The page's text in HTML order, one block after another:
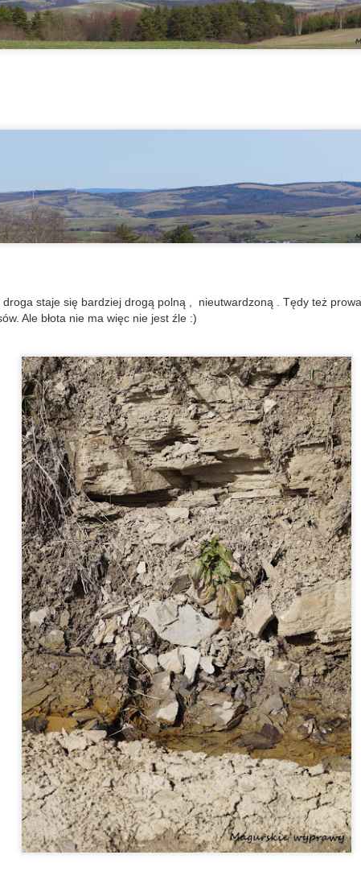
droga staje się bardziej drogą polną , nieutwardzoną . Tędy też
Ale błota nie ma więc nie jest źle :)
miejscowości wywodzi się od imienia Bratysław. Wcześniejsze
to Bratkenhaw, czy Brathcowska.
Pogórze Dynowskie - tajemnice góry Połom
postanawiamy podejść na szczyt od strony Woli Jasienickiej, gdzie
samochód.
Myscowa - Dymitr Repak o wysiedleniach i pamięci | Cykl "Ludzie
Beskidu" #10
się mogło, że dalej to już nikt nie mieszka. Co chwilę od głównej
odchodzą rozjeżdżone traktorami, lub rozdeptane krowimi
dróżki w pola. W ogóle asfalt miejscami jest tak szczelnie
pierwszym lepszym domu pytamy, czy Pan którego chcemy
jeszcze żyje, bo szkoda taki kawał iść na darmo.
Grab - Pani Rózia o dawnym życiu, pracy w sklepie i ciszy | Cykl
"Ludzie Beskidu" #9
Kontakt do Pani Rózi dostaliśmy w Ożennej. "Powiedzcie, że
Was przysłał". Podjeżdżamy do Grabiu. Wiemy, że mieszka
pobliżu dawnej szkoły, po drugiej stronie. To wyjątkowe dla nas
bo mamy przyjemność spotkać Łemkinię z krwi i kości i to
dodatek taką, która przeżyła wysiedlenia i wróciła z Zachodu. Nikt
nie uwierzył z iloma osobami musieliśmy rozmawiać i ile kilometrów
żeby móc spotkać prawdziwego Łemka na jego rodzimej
Pani Olga - historia Cyganki z gór | Cykl "Ludzie Beskidu" #8
W Olchowcu złapała nas burza, a jak już się rozpadało to nie
mogło przestać. Wsiedliśmy więc do samochodu i jechaliśmy
z naszych ulubionych tras - drogą do granicy polsko-słowackiej w
W Świątkowej Małej zaintrygowały nas dwa niewielkie domy
po lewej stronie drogi. Dostrzegamy, że drzwi do jednego z nich
otwarte, wisi w nich firanka, która nie ma wpuszczać do domu much.
założono ją tego dnia z przyzwyczajenia, bo w taką ulewę
nie uświadczy.
Olchowiec - Pani Aniela o cerkwi, przeszłości i samotności | Cykl
"Ludzie Beskidu" #7
Olchowiec to mała miejscowość, tuż przy słowackiej granicy,
w otulinie Magurskiego Parku Narodowego. Panią Anielę znany
dawna, bo i sama wioska bardzo bliska naszemu sercu i często tam